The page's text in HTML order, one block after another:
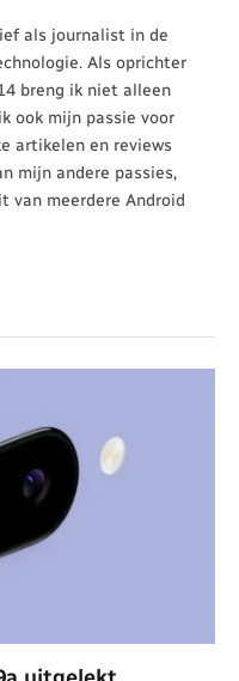
als journalist in de
Als oprichter
breng ik niet alleen
ook mijn passie voor
artikelen en reviews
mijn andere passies,
van meerdere Android